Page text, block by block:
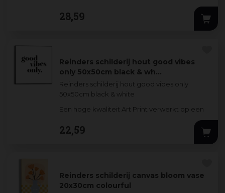
3mm dik MDF-bord. De stijlvolle prints worden
omlijst door e
28,59
Reinders schilderij hout good vibes
only 50x50cm black & wh…
Reinders schilderij hout good vibes only
50x50cm black & white
Een hoge kwaliteit Art Print verwerkt op een
3mm dik MDF-bord. De stijlvolle prints worden
omlijst...
22,59
Reinders schilderij canvas bloom vase
20x30cm colourful